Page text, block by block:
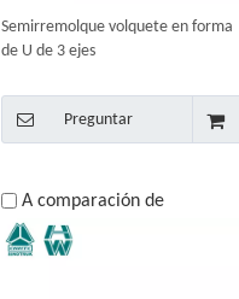
Semirremolque volquete en forma
de U de 3 ejes
Preguntar
A comparación de